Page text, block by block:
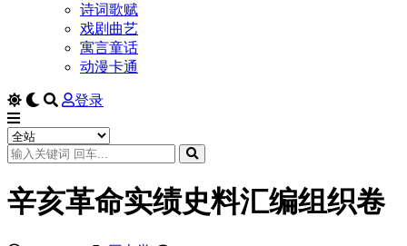
诗词歌赋
戏剧曲艺
寓言童话
动漫卡通
登录
辛亥革命实绩史料汇编组织卷